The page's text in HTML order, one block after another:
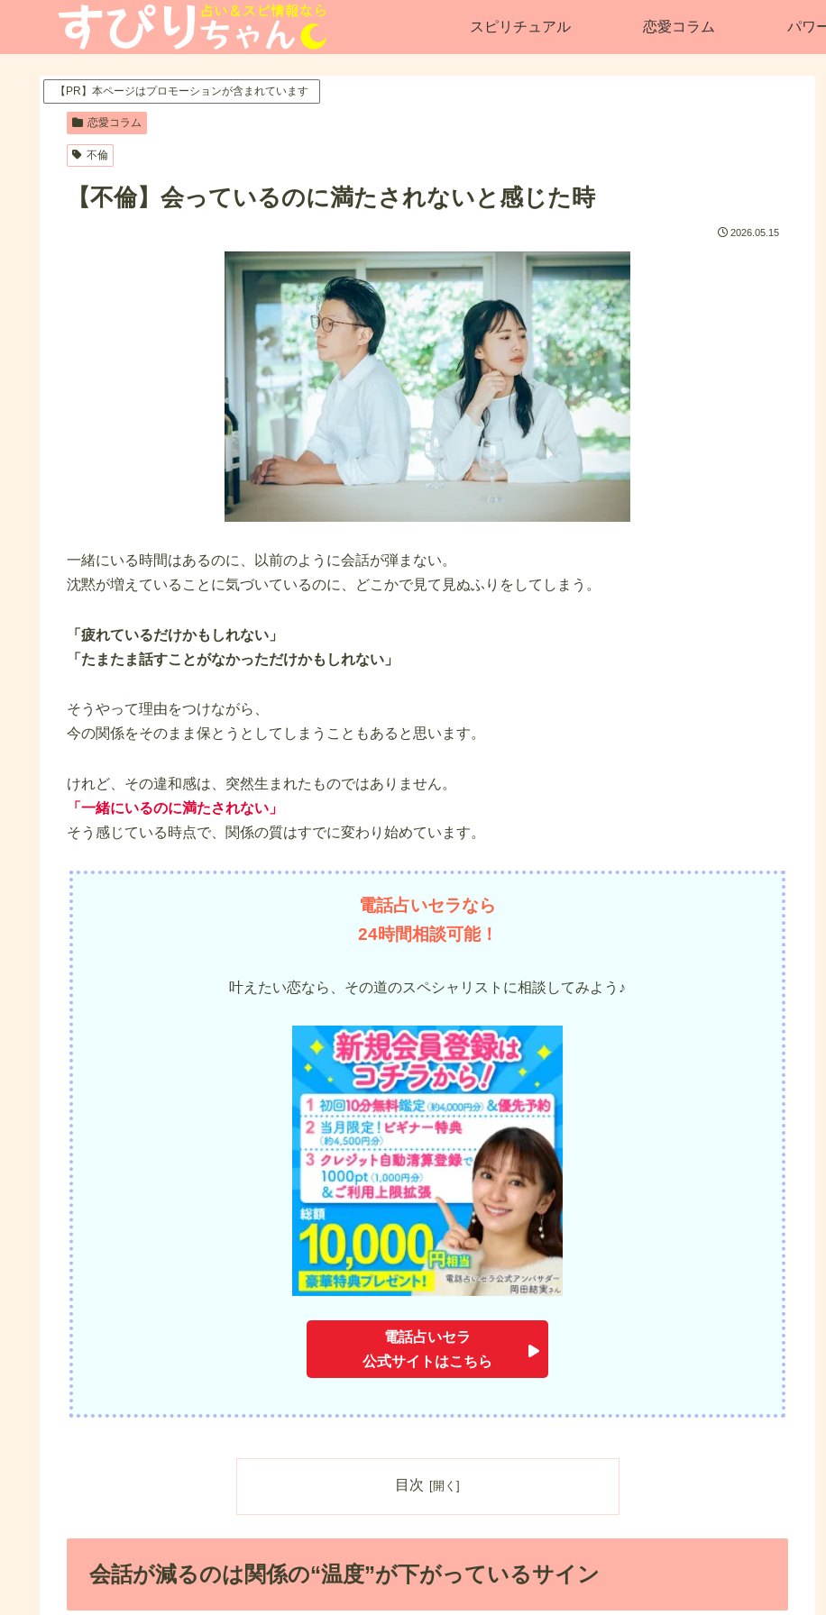
スピリチュアル 恋愛コラム パワ
【PR】本ページはプロモーションが含まれています
恋愛コラム
不倫
【不倫】会っているのに満たされないと感じた時
2026.05.15
一緒にいる時間はあるのに、以前のように会話が弾まない。
沈黙が増えていることに気づいているのに、どこかで見て見ぬふりをしてしまう。
「疲れているだけかもしれない」
「たまたま話すことがなかっただけかもしれない」
そうやって理由をつけながら、
今の関係をそのまま保とうとしてしまうこともあると思います。
けれど、その違和感は、突然生まれたものではありません。
「一緒にいるのに満たされない」
そう感じている時点で、関係の質はすでに変わり始めています。
電話占いセラなら
24時間相談可能！
叶えたい恋なら、その道のスペシャリストに相談してみよう♪
電話占いセラ
公式サイトはこちら
目次
会話が減るのは関係の“温度”が下がっているサイン